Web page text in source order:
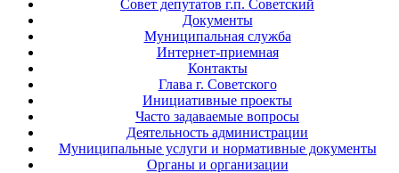
Совет депутатов г.п. Советский
Документы
Муниципальная служба
Интернет-приемная
Контакты
Глава г. Советского
Инициативные проекты
Часто задаваемые вопросы
Деятельность администрации
Муниципальные услуги и нормативные документы
Органы и организации